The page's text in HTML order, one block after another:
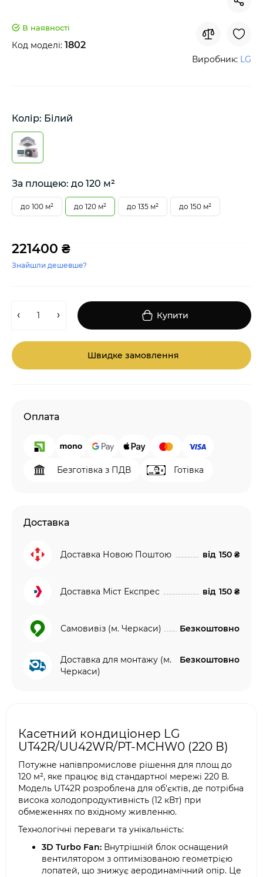
В наявності
Код моделі: 1802
Виробник: LG
Колір: Білий
За площею: до 120 м²
до 100 м² до 120 м² до 135 м² до 150 м²
221400 ₴
Знайшли дешевше?
Купити
Швидке замовлення
Оплата
Безготівка з ПДВ Готівка
Доставка
Доставка Новою Поштою від 150 ₴
Доставка Міст Експрес від 150 ₴
Самовивіз (м. Черкаси) Безкоштовно
Доставка для монтажу (м.
Черкаси)
Безкоштовно
Касетний кондиціонер LG
UT42R/UU42WR/PT-MCHW0 (220 В)
Потужне напівпромислове рішення для площ до
120 м², яке працює від стандартної мережі 220 В.
Модель UT42R розроблена для об'єктів, де потрібна
висока холодопродуктивність (12 кВт) при
обмеженнях по вхідному живленню.
Технологічні переваги та унікальність:
3D Turbo Fan: Внутрішній блок оснащений
вентилятором з оптимізованою геометрією
лопатей, що знижує аеродинамічний опір. Це